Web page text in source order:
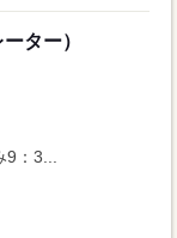
ター）
：3...